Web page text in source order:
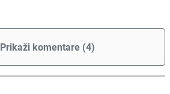
Prikaži komentare (4)